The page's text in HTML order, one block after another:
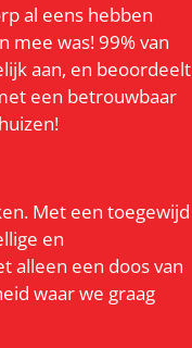
al eens hebben
mee was! 99% van
aan, en beoordeelt
een betrouwbaar
Met een toegewijd
en
alleen een doos van
waar we graag